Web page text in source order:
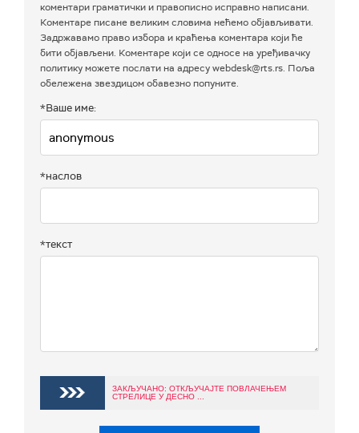
коментари граматички и правописно исправно написани.
Коментаре писане великим словима нећемо објављивати.
Задржавамо право избора и краћења коментара који ће
бити објављени. Коментаре који се односе на уређивачку
политику можете послати на адресу webdesk@rts.rs. Поља
обележена звездицом обавезно попуните.
*Ваше име:
*наслов
*текст
ЗАКЉУЧАНО: ОТКЉУЧАЈТЕ ПОВЛАЧЕЊЕМ
СТРЕЛИЦЕ У ДЕСНО ...